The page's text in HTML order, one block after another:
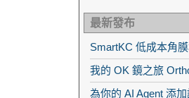
最新發布
SmartKC 低成本角
我的 OK 鏡之旅
為你的 AI Agent 添